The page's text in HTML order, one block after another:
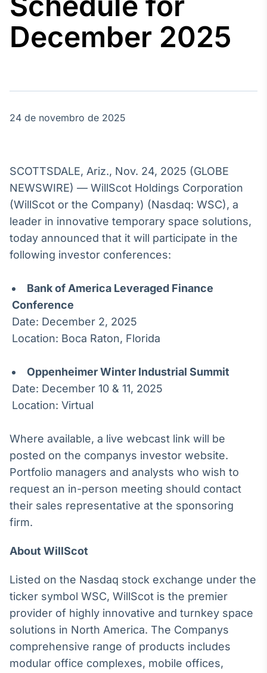
Agro
Tudo sobre o
agronegócio
Broadcast
Broadcast
Energia
O setor de
energia elétrica
no Brasil
White Label
personalizados
Soluções de Dados
e Conteúdos
OTC
Plataforma para
Broadcast
Datafeed
APIs para
integração de
conteúdos e
headlines de
notícias
Broadcast
Widgets
Componentes
December 2025
24 de novembro de 2025
SCOTTSDALE, Ariz., Nov. 24, 2025 (GLOBE
NEWSWIRE) — WillScot Holdings Corporation
(WillScot or the Company) (Nasdaq: WSC), a
leader in innovative temporary space solutions,
today announced that it will participate in the
following investor conferences:
Bank of America Leveraged Finance
Conference
Date: December 2, 2025
Location: Boca Raton, Florida
Oppenheimer Winter Industrial Summit
Date: December 10 & 11, 2025
Location: Virtual
Where available, a live webcast link will be
posted on the companys investor website.
Portfolio managers and analysts who wish to
request an in-person meeting should contact
their sales representative at the sponsoring
firm.
About WillScot
Listed on the Nasdaq stock exchange under the
ticker symbol WSC, WillScot is the premier
provider of highly innovative and turnkey space
solutions in North America. The Companys
comprehensive range of products includes
modular office complexes, mobile offices,